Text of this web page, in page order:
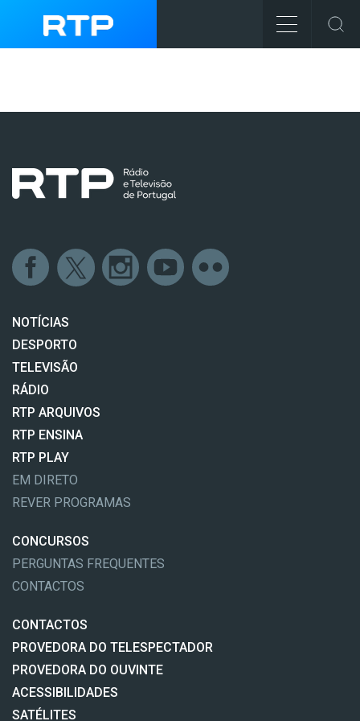
NOTÍCIAS
DESPORTO
TELEVISÃO
RÁDIO
RTP ARQUIVOS
RTP ENSINA
RTP PLAY
EM DIRETO
REVER PROGRAMAS
CONCURSOS
PERGUNTAS FREQUENTES
CONTACTOS
CONTACTOS
PROVEDORA DO TELESPECTADOR
PROVEDORA DO OUVINTE
ACESSIBILIDADES
SATÉLITES